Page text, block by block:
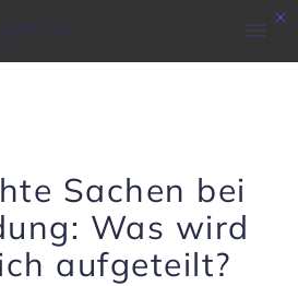
Sachen bei
Was wird
aufgeteilt?